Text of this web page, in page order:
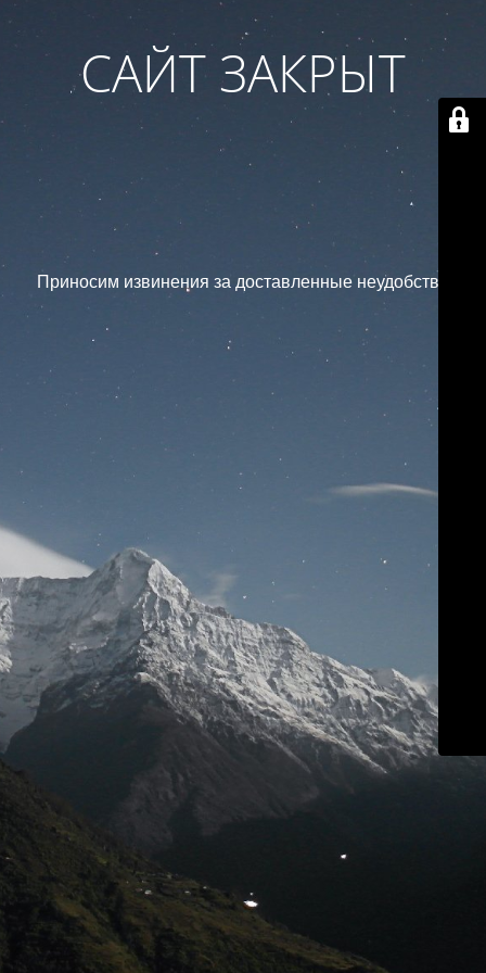
САЙТ ЗАКРЫТ
Приносим извинения за доставленные неудобства